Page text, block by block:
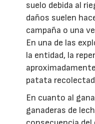
suelo debida al
daños suelen
campaña o una
En una de las
la entidad, la
patata
En cuanto al
ganaderas de